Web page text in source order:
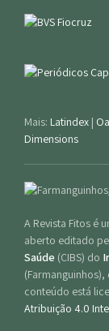
Mais: Latindex |
Dimensions
A Revista Fitos é
aberto editado
Saúde (CIBS) do
(Farmanguinhos),
conteúdo está
Atribuição 4.0